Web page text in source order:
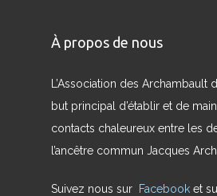
À propos de nous
L’Association des Archambault
but principal d’établir et de
contacts chaleureux entre les
l’ancêtre commun Jacques
Suivez nous sur Facebook et